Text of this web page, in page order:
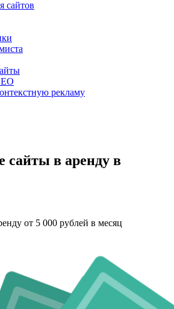
сайтов
рекламу
сайты в аренду в
от 5 000 рублей в месяц